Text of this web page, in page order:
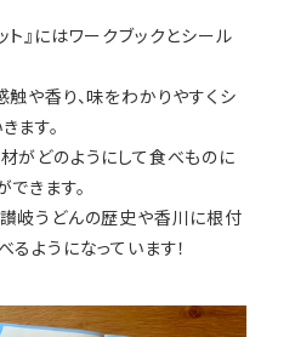
ト』にはワークブックとシール
触や香り、味をわかりやすくシ
ます。
がどのようにして食べものに
きます。
岐うどんの歴史や香川に根付
るようになっています！